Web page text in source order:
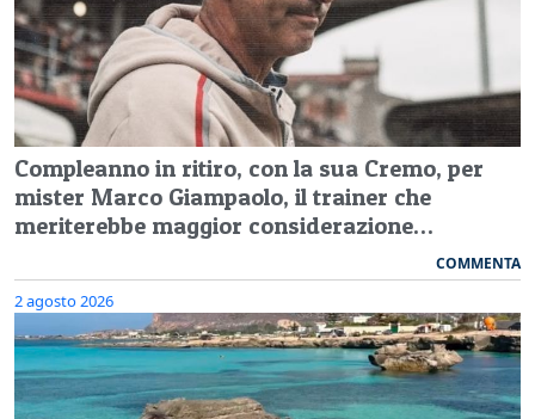
Compleanno in ritiro, con la sua Cremo, per
mister Marco Giampaolo, il trainer che
meriterebbe maggior considerazione…
COMMENTA
2 agosto 2026